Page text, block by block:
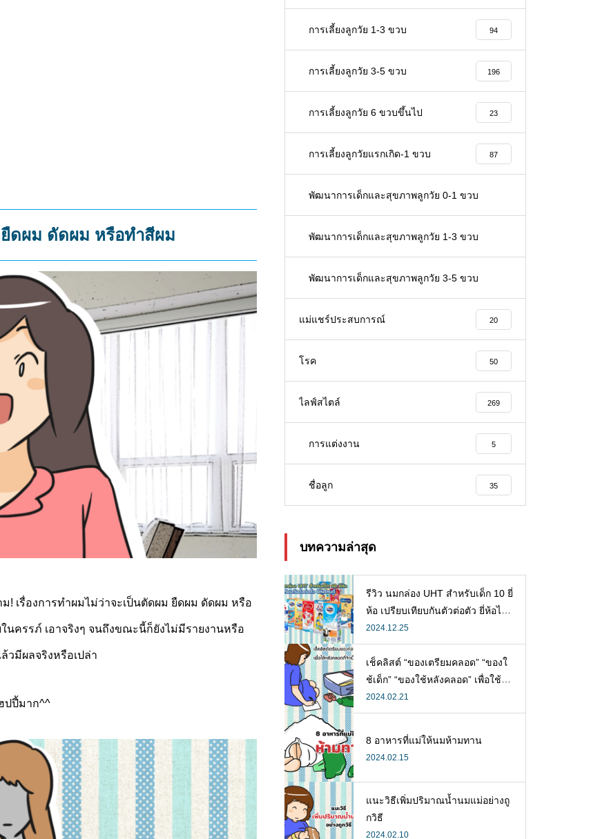
ดผม ดัดผม หรือทำสีผม
รื่องการทำผมไม่ว่าจะเป็นตัดผม ยืดผม ดัดผม หรือ
นครรภ์ เอาจริงๆ จนถึงขณะนี้ก็ยังไม่มีรายงานหรือ
วมีผลจริงหรือเปล่า
ปปี้มาก^^
การเลี้ยงลูกวัย 1-3 ขวบ 94
การเลี้ยงลูกวัย 3-5 ขวบ 196
การเลี้ยงลูกวัย 6 ขวบขึ้นไป 23
การเลี้ยงลูกวัยแรกเกิด-1 ขวบ 87
พัฒนาการเด็กและสุขภาพลูกวัย 0-1 ขวบ
พัฒนาการเด็กและสุขภาพลูกวัย 1-3 ขวบ
พัฒนาการเด็กและสุขภาพลูกวัย 3-5 ขวบ
แม่แชร์ประสบการณ์ 20
โรค 50
ไลฟ์สไตล์ 269
การแต่งงาน 5
ชื่อลูก 35
บทความล่าสุด
รีวิว นมกล่อง UHT สำหรับเด็ก 10 ยี่
ห้อ เปรียบเทียบกันตัวต่อตัว ยี่ห้อไห
นดี พร้อมแนะวิธีการเลือกนมกล่องใ
ห้ลูก
2024.12.25
เช็คลิสต์ “ของเตรียมคลอด” “ของใ
ช้เด็ก” “ของใช้หลังคลอด” เพื่อใช้ห
ลังคลอดที่จำเป็น
2024.02.21
8 อาหารที่แม่ให้นมห้ามทาน
2024.02.15
แนะวิธีเพิ่มปริมาณน้ำนมแม่อย่างถู
กวิธี
2024.02.10